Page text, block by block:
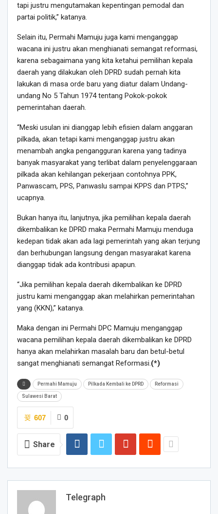
tapi justru mengutamakan kepentingan pemodal dan
partai politik,” katanya.
Selain itu, Permahi Mamuju juga kami menganggap
wacana ini justru akan menghianati semangat reformasi,
karena sebagaimana yang kita ketahui pemilihan kepala
daerah yang dilakukan oleh DPRD sudah pernah kita
lakukan di masa orde baru yang diatur dalam Undang-
undang No 5 Tahun 1974 tentang Pokok-pokok
pemerintahan daerah.
“Meski usulan ini dianggap lebih efisien dalam anggaran
pilkada, akan tetapi kami menganggap justru akan
menambah angka pengangguran karena yang tadinya
banyak masyarakat yang terlibat dalam penyelenggaraan
pilkada akan kehilangan pekerjaan contohnya PPK,
Panwascam, PPS, Panwaslu sampai KPPS dan PTPS,”
ucapnya.
Bukan hanya itu, lanjutnya, jika pemilihan kepala daerah
dikembalikan ke DPRD maka Permahi Mamuju menduga
kedepan tidak akan ada lagi pemerintah yang akan terjung
dan berhubungan langsung dengan masyarakat karena
dianggap tidak ada kontribusi apapun.
“Jika pemilihan kepala daerah dikembalikan ke DPRD
justru kami menganggap akan melahirkan pemerintahan
yang (KKN),” katanya.
Maka dengan ini Permahi DPC Mamuju menganggap
wacana pemilihan kepala daerah dikembalikan ke DPRD
hanya akan melahirkan masalah baru dan betul-betul
sangat menghianati semangat Reformasi.(*)
Permahi Mamuju Pilkada Kembali ke DPRD Reformasi
Sulawesi Barat
0
607
Share
Telegraph